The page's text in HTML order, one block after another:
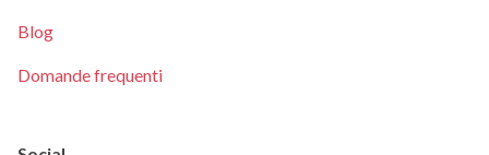
Blog
Domande frequenti